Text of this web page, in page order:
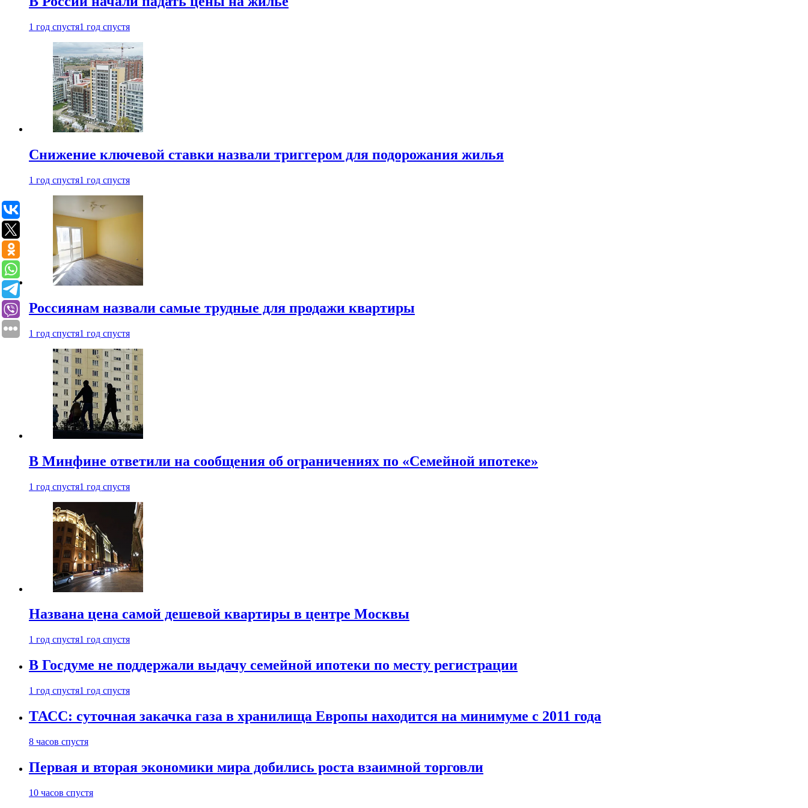
1 год спустя1 год спустя
Снижение ключевой ставки назвали триггером для подорожания жилья
1 год спустя1 год спустя
Россиянам назвали самые трудные для продажи квартиры
1 год спустя1 год спустя
В Минфине ответили на сообщения об ограничениях по «Семейной ипотеке»
1 год спустя1 год спустя
Названа цена самой дешевой квартиры в центре Москвы
1 год спустя1 год спустя
В Госдуме не поддержали выдачу семейной ипотеки по месту регистрации
1 год спустя1 год спустя
ТАСС: суточная закачка газа в хранилища Европы находится на минимуме с 2011 года
8 часов спустя
Первая и вторая экономики мира добились роста взаимной торговли
10 часов спустя